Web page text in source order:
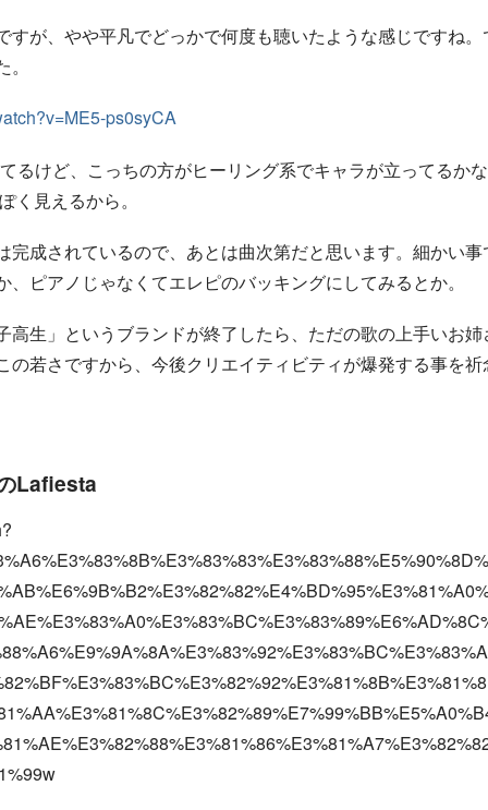
すが、やや平凡でどっかで何度も聴いたような感じですね
ps0syCA
るけど、こっちの方がヒーリング系でキャラが立ってるか
く見えるから。
完成されているので、あとは曲次第だと思います。細かい
ピアノじゃなくてエレピのバッキングにしてみるとか。
高生」というブランドが終了したら、ただの歌の上手いお
の若さですから、今後クリエイティビティが爆発する事を
Lafiesta